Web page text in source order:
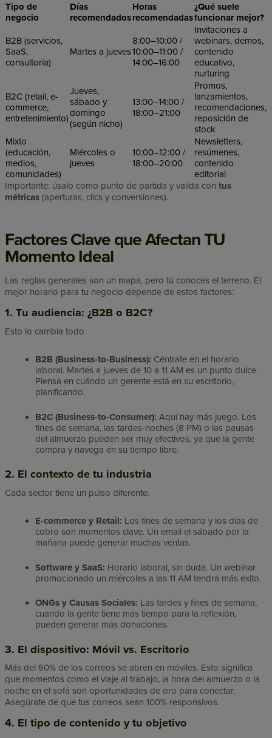
Tipo de
negocio
Días
recomendados
Horas
recomendadas
¿Qué suele
funcionar mejor?
B2B (servicios,
SaaS,
consultoría)
Martes a jueves
8:00–10:00 /
10:00–11:00 /
14:00–16:00
Invitaciones a
webinars, demos,
contenido
educativo,
nurturing
B2C (retail, e-
commerce,
entretenimiento)
Jueves,
sábado y
domingo
(según nicho)
13:00–14:00 /
18:00–21:00
Promos,
lanzamientos,
recomendaciones,
reposición de
stock
Mixto
(educación,
medios,
comunidades)
Miércoles o
jueves
10:00–12:00 /
18:00–20:00
Newsletters,
resúmenes,
contenido
editorial
Importante: úsalo como punto de partida y valida contus
métricas (aperturas, clics y conversiones).
Factores Clave que Afectan TU
Momento Ideal
Las reglas generales son un mapa, pero tú conoces el terreno. El
mejor horario para tu negocio depende de estos factores:
1. Tu audiencia: ¿B2B o B2C?
Esto lo cambia todo.
B2B (Business-to-Business): Céntrate en el horario
laboral. Martes a jueves de 10 a 11 AM es un punto dulce.
Piensa en cuándo un gerente está en su escritorio,
planificando.
B2C (Business-to-Consumer): Aquí hay más juego. Los
fines de semana, las tardes-noches (8 PM) o las pausas
del almuerzo pueden ser muy efectivos, ya que la gente
compra y navega en su tiempo libre.
2. El contexto de tu industria
Cada sector tiene un pulso diferente.
E-commerce y Retail: Los fines de semana y los días de
cobro son momentos clave. Un email el sábado por la
mañana puede generar muchas ventas.
Software y SaaS: Horario laboral, sin duda. Un webinar
promocionado un miércoles a las 11 AM tendrá más éxito.
ONGs y Causas Sociales: Las tardes y fines de semana,
cuando la gente tiene más tiempo para la reflexión,
pueden generar más donaciones.
3. El dispositivo: Móvil vs. Escritorio
Más del 60% de los correos se abren en móviles. Esto significa
que momentos como el viaje al trabajo, la hora del almuerzo o la
noche en el sofá son oportunidades de oro para conectar.
Asegúrate de que tus correos sean 100% responsivos.
4. El tipo de contenido y tu objetivo